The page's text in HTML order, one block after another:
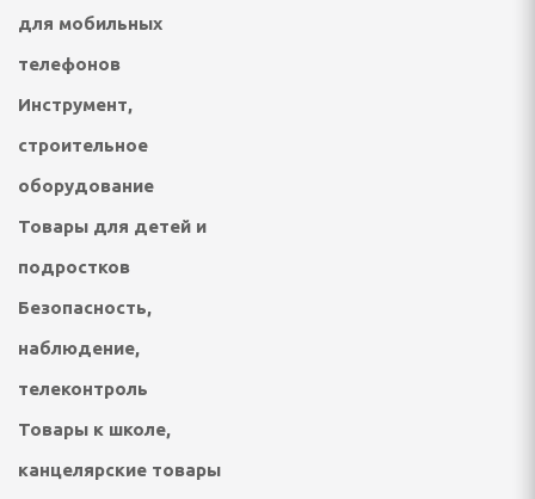
отходов
браслеты
для мобильных
телефонов
Инструмент,
строительное
оборудование
Товары для детей и
подростков
Безопасность,
наблюдение,
телеконтроль
Товары к школе,
канцелярские товары